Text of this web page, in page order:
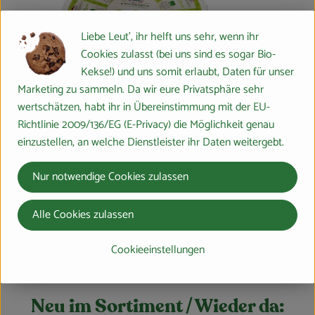
zum Warenkorb hinzufügen
, Preis:
2,89 €/ Stück
Bioladen* Camembert 150g
Produkt zum
, Preis:
3,89 €
Le Petit
, Herkunft:
Neu im Sortiment / Wieder da:
Liebe Leut', ihr helft uns sehr, wenn ihr
Cookies zulasst (bei uns sind es sogar Bio-
Kekse!) und uns somit erlaubt, Daten für unser
Marketing zu sammeln. Da wir eure Privatsphäre sehr
wertschätzen, habt ihr in Übereinstimmung mit der EU-
Richtlinie 2009/136/EG (E-Privacy) die Möglichkeit genau
einzustellen, an welche Dienstleister ihr Daten weitergebt.
Cookieeinstellungen
Nur notwendige Cookies zulassen
Alle Cookies zulassen